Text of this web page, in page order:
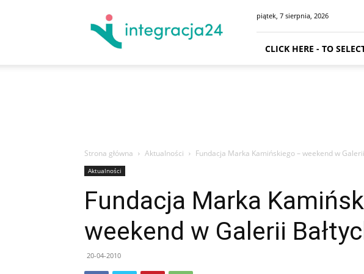
HANDLOWE
GDAŃSK
SKLEPY
piątek, 7 sierpnia, 2026
CLICK HERE - TO
Strona główna Aktualności Fundacja Marka Kamińskiego – weekend w
Aktualności
Fundacja Marka
weekend w Galerii
20-04-2010